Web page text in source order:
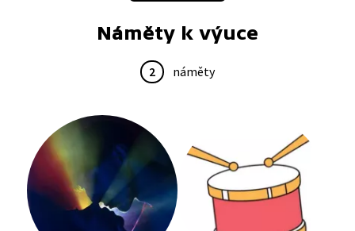
Náměty k výuce
2 náměty